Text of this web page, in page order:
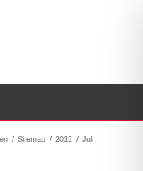
/ Sitemap / 2012 / Juli